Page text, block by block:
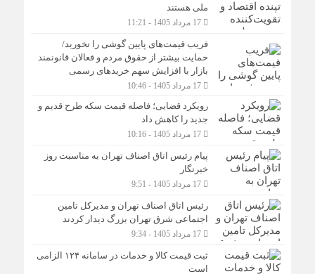
ملی هستند
17 مرداد 1405 - 11:21
فریب قیمت‌های پایین گوشی را نخورید/
حمایت بیشتر از حقوق مردم و فعالان قانونمند
بازار با افزایش سهم خریدهای رسمی
17 مرداد 1405 - 10:46
رویکرد قضایی؛ فاصله قیمت سکه طرح قدیم و
جدید را کاهش داد
17 مرداد 1405 - 10:16
پیام رئیس اتاق اصناف تهران به مناسبت روز
خبرنگار
17 مرداد 1405 - 9:51
رئیس اتاق اصناف تهران و مدیرکل تامین
اجتماعی شرق تهران بزرگ دیدار کردند
17 مرداد 1405 - 9:34
ثبت قیمت کالا و خدمات در سامانه ۱۲۴ الزامی
است